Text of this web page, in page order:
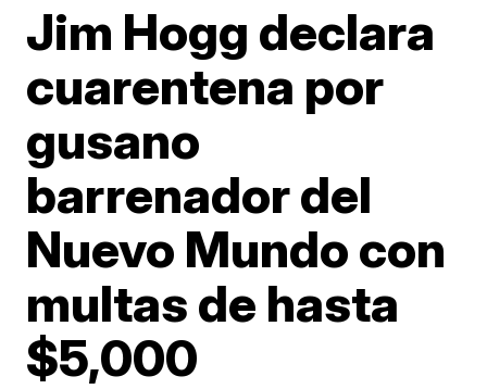
Jim Hogg declara
cuarentena por
gusano
barrenador del
Nuevo Mundo con
multas de hasta
$5,000